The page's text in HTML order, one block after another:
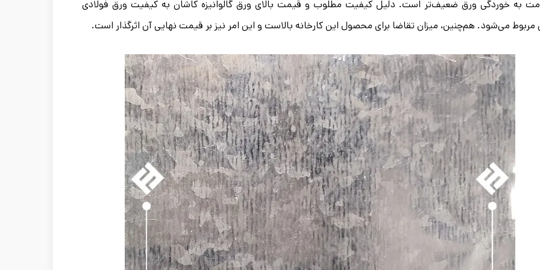
به خوردگی ورق ضعیف‌تر است. دلیل کیفیت مطلوب و قیمت بالای ورق گالوانیزه کاشان به کیفیت ورق فولادی
مربوط می‌شود. هم‌چنین، میزان تقاضا برای محصول این کارخانه بالاست و این امر نیز بر قیمت نهایی آن اثرگذار است.